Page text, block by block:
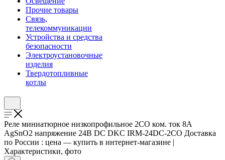
Прочие товары
Связь,
телекоммуникации
Устройства и средства
безопасности
Электроустановочные
изделия
Твердотопливные
котлы
Реле миниатюрное низкопрофильное 2CO ком. ток 8А
AgSnO2 напряжение 24В DC DKC IRM-24DC-2CO Доставка
по России : цена — купить в интернет-магазине |
Характеристики, фото